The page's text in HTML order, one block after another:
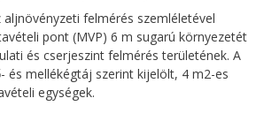
aljnövényzeti felmérés szemléletével
pont (MVP) 6 m sugarú környezetét
és cserjeszint felmérés területének. A
és mellékégtáj szerint kijelölt, 4 m2-es
egységek.